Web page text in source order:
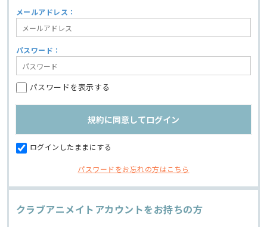
メールアドレス：
パスワード：
パスワードを表示する
ログインしたままにする
パスワードをお忘れの方はこちら
クラブアニメイトアカウントをお持ちの方